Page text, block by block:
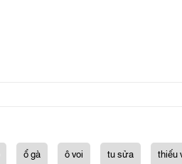
ổ gà ô voi tu sửa thiếu